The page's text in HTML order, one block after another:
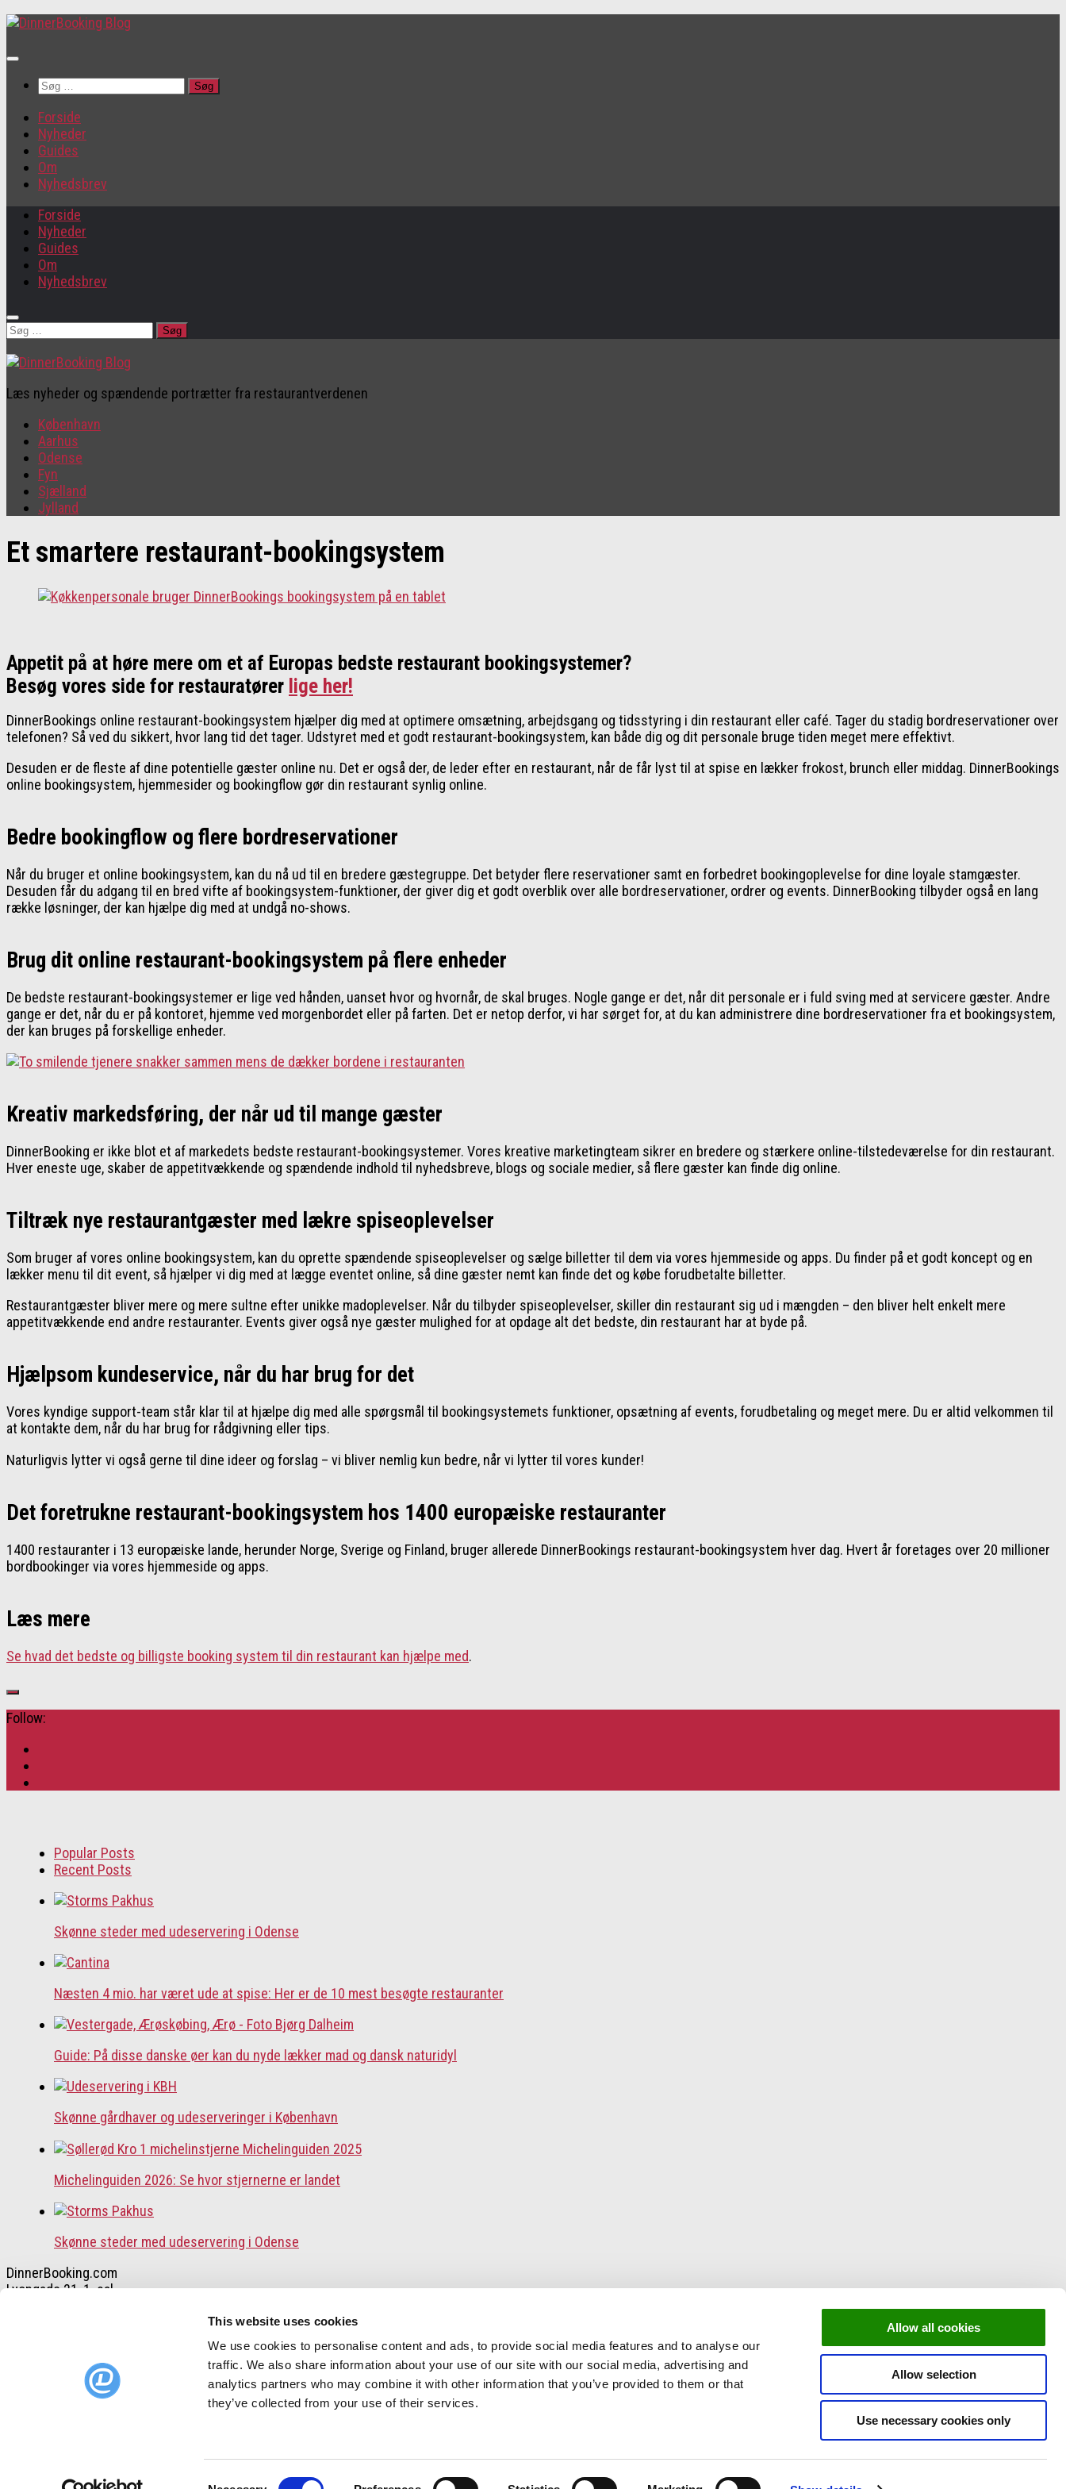
This website uses cookies
We use cookies to personalise content and ads, to provide social media features and to analyse our
traffic. We also share information about your use of our site with our social media, advertising and
analytics partners who may combine it with other information that you’ve provided to them or that
they’ve collected from your use of their services.
Allow all cookies
Allow selection
Use necessary cookies only
Søg
Forside
Nyheder
Guides
Om
Nyhedsbrev
Forside
Nyheder
Guides
Om
Nyhedsbrev
Søg
Læs nyheder og spændende portrætter fra restaurantverdenen
København
Aarhus
Odense
Fyn
Sjælland
Jylland
Et smartere restaurant-bookingsystem
Appetit på at høre mere om et af Europas bedste restaurant bookingsystemer?
Besøg vores side for restauratører lige her!
DinnerBookings online restaurant-bookingsystem hjælper dig med at optimere omsætning, arbejdsgang og tidsstyring i din restaurant eller café. Tager du stadig bordreservationer over
telefonen? Så ved du sikkert, hvor lang tid det tager. Udstyret med et godt restaurant-bookingsystem, kan både dig og dit personale bruge tiden meget mere effektivt.
Desuden er de fleste af dine potentielle gæster online nu. Det er også der, de leder efter en restaurant, når de får lyst til at spise en lækker frokost, brunch eller middag. DinnerBookings
online bookingsystem, hjemmesider og bookingflow gør din restaurant synlig online.
Bedre bookingflow og flere bordreservationer
Når du bruger et online bookingsystem, kan du nå ud til en bredere gæstegruppe. Det betyder flere reservationer samt en forbedret bookingoplevelse for dine loyale stamgæster.
Desuden får du adgang til en bred vifte af bookingsystem-funktioner, der giver dig et godt overblik over alle bordreservationer, ordrer og events. DinnerBooking tilbyder også en lang
række løsninger, der kan hjælpe dig med at undgå no-shows.
Brug dit online restaurant-bookingsystem på flere enheder
De bedste restaurant-bookingsystemer er lige ved hånden, uanset hvor og hvornår, de skal bruges. Nogle gange er det, når dit personale er i fuld sving med at servicere gæster. Andre
gange er det, når du er på kontoret, hjemme ved morgenbordet eller på farten. Det er netop derfor, vi har sørget for, at du kan administrere dine bordreservationer fra et bookingsystem,
der kan bruges på forskellige enheder.
Kreativ markedsføring, der når ud til mange gæster
DinnerBooking er ikke blot et af markedets bedste restaurant-bookingsystemer. Vores kreative marketingteam sikrer en bredere og stærkere online-tilstedeværelse for din restaurant.
Hver eneste uge, skaber de appetitvækkende og spændende indhold til nyhedsbreve, blogs og sociale medier, så flere gæster kan finde dig online.
Tiltræk nye restaurantgæster med lækre spiseoplevelser
Som bruger af vores online bookingsystem, kan du oprette spændende spiseoplevelser og sælge billetter til dem via vores hjemmeside og apps. Du finder på et godt koncept og en
lækker menu til dit event, så hjælper vi dig med at lægge eventet online, så dine gæster nemt kan finde det og købe forudbetalte billetter.
Restaurantgæster bliver mere og mere sultne efter unikke madoplevelser. Når du tilbyder spiseoplevelser, skiller din restaurant sig ud i mængden – den bliver helt enkelt mere
appetitvækkende end andre restauranter. Events giver også nye gæster mulighed for at opdage alt det bedste, din restaurant har at byde på.
Hjælpsom kundeservice, når du har brug for det
Vores kyndige support-team står klar til at hjælpe dig med alle spørgsmål til bookingsystemets funktioner, opsætning af events, forudbetaling og meget mere. Du er altid velkommen til
at kontakte dem, når du har brug for rådgivning eller tips.
Naturligvis lytter vi også gerne til dine ideer og forslag – vi bliver nemlig kun bedre, når vi lytter til vores kunder!
Det foretrukne restaurant-bookingsystem hos 1400 europæiske restauranter
1400 restauranter i 13 europæiske lande, herunder Norge, Sverige og Finland, bruger allerede DinnerBookings restaurant-bookingsystem hver dag. Hvert år foretages over 20 millioner
bordbookinger via vores hjemmeside og apps.
Læs mere
Se hvad det bedste og billigste booking system til din restaurant kan hjælpe med.
Follow:
Popular Posts
Recent Posts
Skønne steder med udeservering i Odense
Næsten 4 mio. har været ude at spise: Her er de 10 mest besøgte restauranter
Guide: På disse danske øer kan du nyde lækker mad og dansk naturidyl
Skønne gårdhaver og udeserveringer i København
Michelinguiden 2026: Se hvor stjernerne er landet
Skønne steder med udeservering i Odense
DinnerBooking.com
Lyongade 21, 1. sal
DinnerBooking.com
For restauranter
Et smartere restaurant-bookingsystem